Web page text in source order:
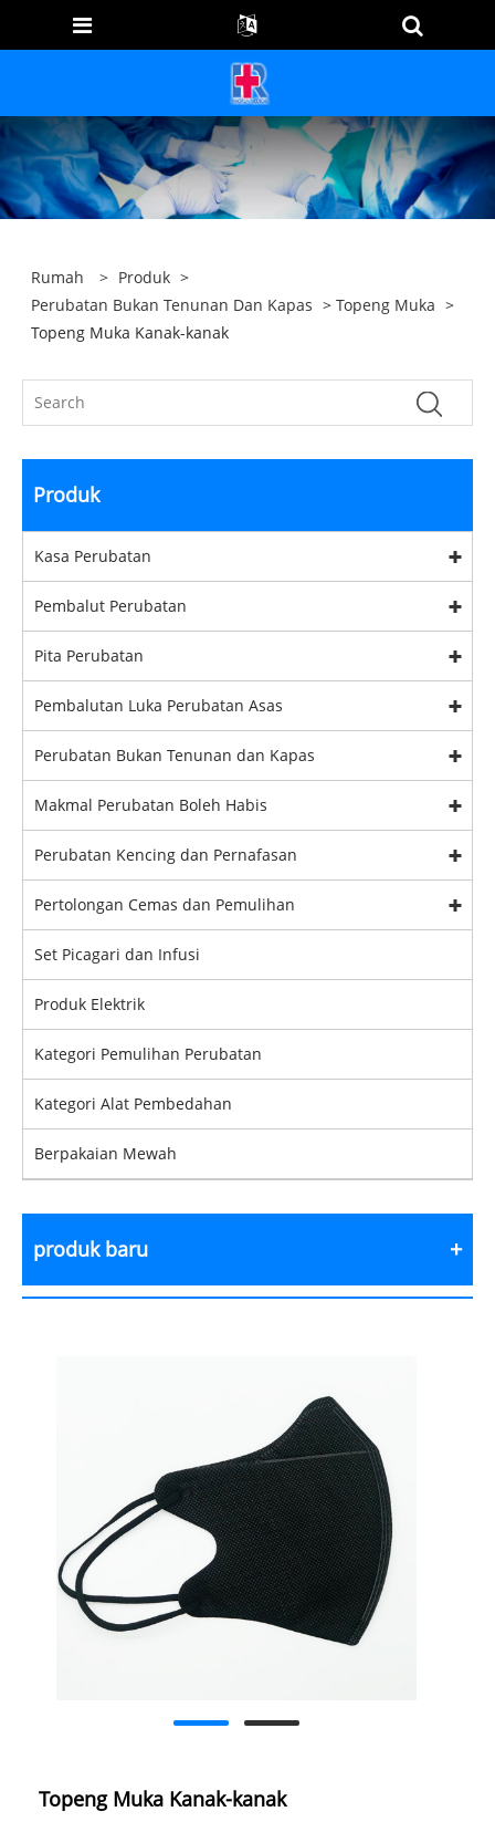
Rumah > Produk >
Perubatan Bukan Tenunan Dan Kapas >Topeng Muka >
Topeng Muka Kanak-kanak
Produk
Kasa Perubatan
Pembalut Perubatan
Pita Perubatan
Pembalutan Luka Perubatan Asas
Perubatan Bukan Tenunan dan Kapas
Makmal Perubatan Boleh Habis
Perubatan Kencing dan Pernafasan
Pertolongan Cemas dan Pemulihan
Set Picagari dan Infusi
Produk Elektrik
Kategori Pemulihan Perubatan
Kategori Alat Pembedahan
Berpakaian Mewah
produk baru
Topeng Muka Kanak-kanak